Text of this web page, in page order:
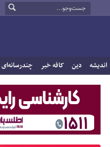
اندیشه دین کافه خبر چندرسانه‌ای